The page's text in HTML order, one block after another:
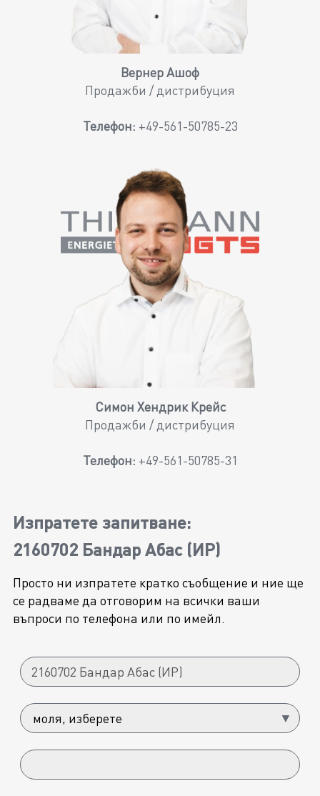
Вернер Ашоф
Продажби / дистрибуция
Телефон: +49-561-50785-23
Симон Хендрик Крейс
Продажби / дистрибуция
Телефон: +49-561-50785-31
Изпратете запитване:
2160702 Бандар Абас (ИР)
Просто ни изпратете кратко съобщение и ние ще
се радваме да отговорим на всички ваши
въпроси по телефона или по имейл.